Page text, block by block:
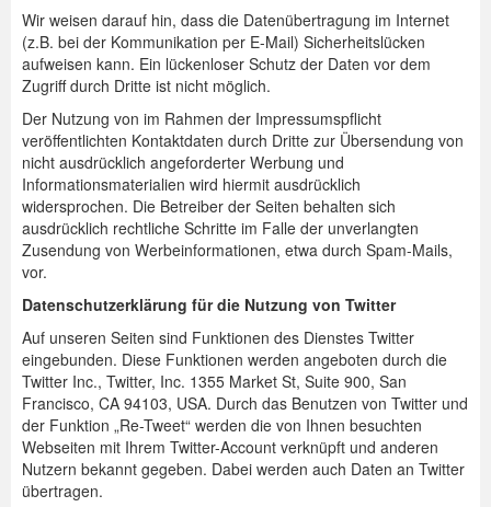
Wir weisen darauf hin, dass die Datenübertragung im Internet
(z.B. bei der Kommunikation per E-Mail) Sicherheitslücken
aufweisen kann. Ein lückenloser Schutz der Daten vor dem
Zugriff durch Dritte ist nicht möglich.
Der Nutzung von im Rahmen der Impressumspflicht
veröffentlichten Kontaktdaten durch Dritte zur Übersendung von
nicht ausdrücklich angeforderter Werbung und
Informationsmaterialien wird hiermit ausdrücklich
widersprochen. Die Betreiber der Seiten behalten sich
ausdrücklich rechtliche Schritte im Falle der unverlangten
Zusendung von Werbeinformationen, etwa durch Spam-Mails,
vor.
Datenschutzerklärung für die Nutzung von Twitter
Auf unseren Seiten sind Funktionen des Dienstes Twitter
eingebunden. Diese Funktionen werden angeboten durch die
Twitter Inc., Twitter, Inc. 1355 Market St, Suite 900, San
Francisco, CA 94103, USA. Durch das Benutzen von Twitter und
der Funktion „Re-Tweet“ werden die von Ihnen besuchten
Webseiten mit Ihrem Twitter-Account verknüpft und anderen
Nutzern bekannt gegeben. Dabei werden auch Daten an Twitter
übertragen.